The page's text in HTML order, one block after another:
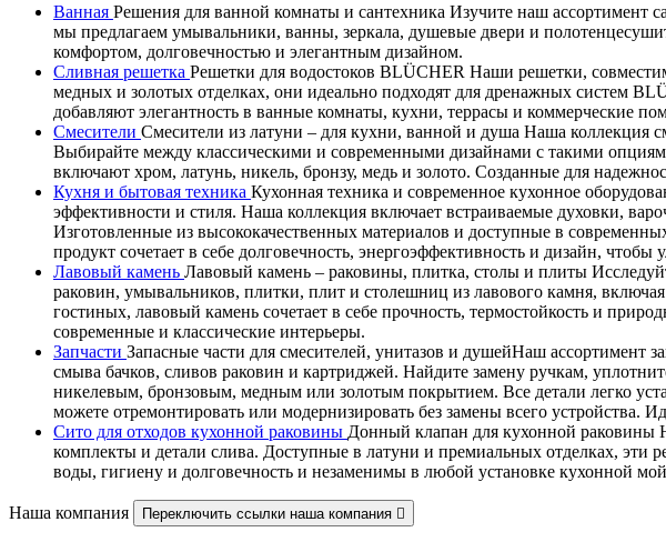
Ванная Решения для ванной комнаты и сантехника Изучите наш ассортимент
мы предлагаем умывальники, ванны, зеркала, душевые двери и
комфортом, долговечностью и элегантным дизайном.
Сливная решетка Решетки для водостоков BLÜCHER Наши решетки,
медных и золотых отделках, они идеально подходят для дренажных систем
добавляют элегантность в ванные комнаты, кухни, террасы и коммерческие
Смесители Смесители из латуни – для кухни, ванной и душа Наша коллекция
Выбирайте между классическими и современными дизайнами с такими
включают хром, латунь, никель, бронзу, медь и золото. Созданные для
Кухня и бытовая техника Кухонная техника и современное кухонное
эффективности и стиля. Наша коллекция включает встраиваемые духовки,
Изготовленные из высококачественных материалов и доступные в
продукт сочетает в себе долговечность, энергоэффективность и дизайн,
Лавовый камень Лавовый камень – раковины, плитка, столы и плиты
раковин, умывальников, плитки, плит и столешниц из лавового камня,
гостиных, лавовый камень сочетает в себе прочность, термостойкость и
современные и классические интерьеры.
Запчасти Запасные части для смесителей, унитазов и душейНаш ассортимент
смыва бачков, сливов раковин и картриджей. Найдите замену ручкам,
никелевым, бронзовым, медным или золотым покрытием. Все детали легко
можете отремонтировать или модернизировать без замены всего устройства.
Сито для отходов кухонной раковины Донный клапан для кухонной раковины
комплекты и детали слива. Доступные в латуни и премиальных отделках, эти
воды, гигиену и долговечность и незаменимы в любой установке кухонной
Наша компания Переключить ссылки наша компания 